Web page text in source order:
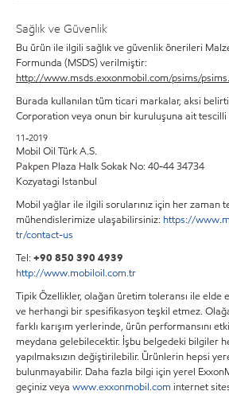
Sağlık ve Güvenlik
Bu ürün ile ilgili sağlık ve güvenlik önerileri
Formunda (MSDS) verilmiştir:
http://www.msds.exxonmobil.com/psims/
Burada kullanılan tüm ticari markalar, aksi
Corporation veya onun bir kuruluşuna ait tescilli
11-2019
Mobil Oil Türk A.S.
Pakpen Plaza Halk Sokak No: 40-44 34734
Kozyatagi Istanbul
Mobil yağlar ile ilgili sorularınız için her zaman
mühendislerimize ulaşabilirsiniz: https://
tr/contact-us
Tel:+90 850 390 4939
http://www.mobiloil.com.tr
Tipik Özellikler, olağan üretim toleransı ile elde
ve herhangi bir spesifikasyon teşkil etmez.
farklı karışım yerlerinde, ürün performansını
meydana gelebilecektir. İşbu belgedeki bilgiler
yapılmaksızın değiştirilebilir. Ürünlerin hepsi
bulunmayabilir. Daha fazla bilgi için yerel
geçiniz veya www.exxonmobil.com internet